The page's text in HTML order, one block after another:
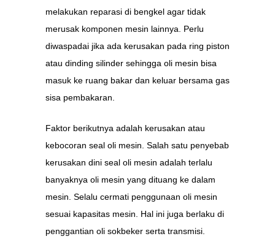
melakukan reparasi di bengkel agar tidak
merusak komponen mesin lainnya. Perlu
diwaspadai jika ada kerusakan pada ring piston
atau dinding silinder sehingga oli mesin bisa
masuk ke ruang bakar dan keluar bersama gas
sisa pembakaran.
Faktor berikutnya adalah kerusakan atau
kebocoran seal oli mesin. Salah satu penyebab
kerusakan dini seal oli mesin adalah terlalu
banyaknya oli mesin yang dituang ke dalam
mesin. Selalu cermati penggunaan oli mesin
sesuai kapasitas mesin. Hal ini juga berlaku di
penggantian oli sokbeker serta transmisi.